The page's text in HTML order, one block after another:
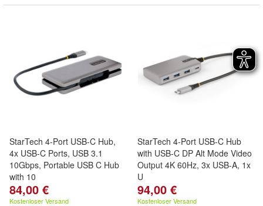
StarTech 4-Port USB-C Hub,
4x USB-C Ports, USB 3.1
10Gbps, Portable USB C Hub
with 10
84,00 €
Kostenloser Versand
StarTech 4-Port USB-C Hub
with USB-C DP Alt Mode Video
Output 4K 60Hz, 3x USB-A, 1x
U
94,00 €
Kostenloser Versand